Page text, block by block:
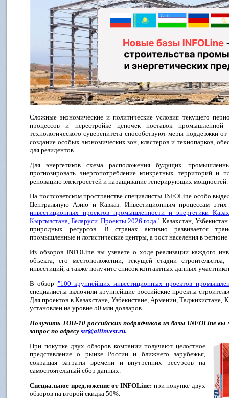
Сложные экономические и политические условия текущего
процессов и перестройке цепочек поставок
технологического суверенитета способствуют меры поддержки
создание особых экономических зон, кластеров и технопарков,
для резидентов.
Для энергетиков схема расположения будущих
прогнозировать энергопотребление конкретных территорий и
реновацию электросетей и наращивание генерирующих мощностей.
На постсоветском пространстве специалисты INFOLine особо
Центральную Азию и Кавказ. Инвестиционным процессам
инвестиционных проектов промышленности и энергетики
Кыргызстана, Беларуси. Проекты 2026 года". Казахстан,
природных ресурсов. В странах активно развивается
промышленные и логистические центры, а рост населения в
Из обзоров INFOLine вы узнаете о ходе реализации каждого
объекта, его местоположении, текущей стадии
инвестиций, а также получите список контактных данных
В обзор "100 крупнейших инвестиционных проектов
специалисты включили крупнейшие российские проекты
Для проектов в Казахстане, Узбекистане, Армении, Таджикистане,
установлен на уровне 50 млн долларов.
Получить ТОП-10 российских подрядчиков из базы INFOLine
запрос по адресу str@allinvest.ru.
При покупке двух обзоров компании получают целостное
представление о рынке России и ближнего зарубежья,
сокращая затраты времени и внутренних ресурсов на
самостоятельный сбор данных.
Специальное предложение от INFOLine: при покупке двух
обзоров на второй скидка 50%.